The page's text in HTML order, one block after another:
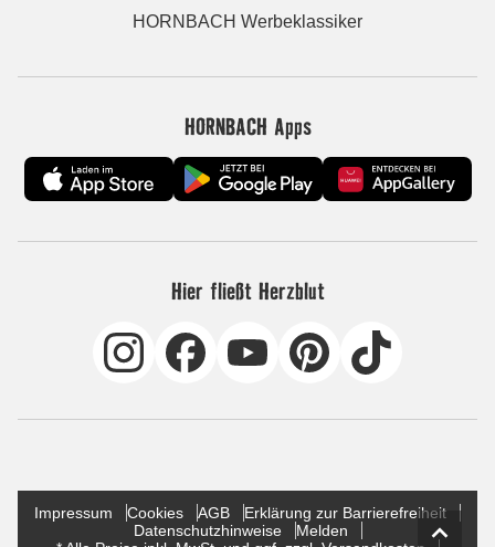
HORNBACH Werbeklassiker
HORNBACH Apps
Hier fließt Herzblut
Impressum Cookies AGB
Erklärung zur Barrierefreiheit
Datenschutzhinweise
Melden